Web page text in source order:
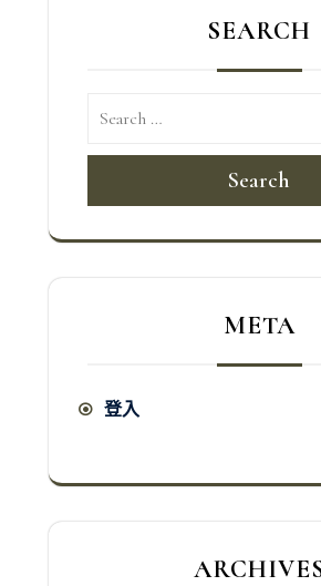
SEARCH
Search
META
登入